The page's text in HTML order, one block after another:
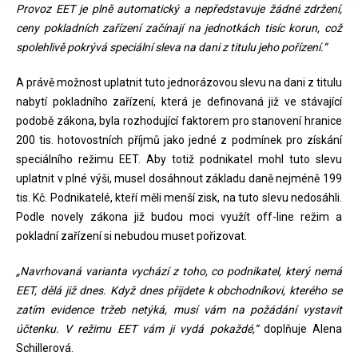
Provoz EET je plně automatický a nepředstavuje žádné zdržení,
ceny pokladních zařízení začínají na jednotkách tisíc korun, což
spolehlivě pokrývá speciální sleva na dani z titulu jeho pořízení.“
A právě možnost uplatnit tuto jednorázovou slevu na dani z titulu
nabytí pokladního zařízení, která je definovaná již ve stávající
podobě zákona, byla rozhodující faktorem pro stanovení hranice
200 tis. hotovostních příjmů jako jedné z podmínek pro získání
speciálního režimu EET. Aby totiž podnikatel mohl tuto slevu
uplatnit v plné výši, musel dosáhnout základu daně nejméně 199
tis. Kč. Podnikatelé, kteří měli menší zisk, na tuto slevu nedosáhli.
Podle novely zákona již budou moci využít off-line režim a
pokladní zařízení si nebudou muset pořizovat.
„Navrhovaná varianta vychází z toho, co podnikatel, který nemá
EET, dělá již dnes. Když dnes přijdete k obchodníkovi, kterého se
zatím evidence tržeb netýká, musí vám na požádání vystavit
účtenku. V režimu EET vám ji vydá pokaždé,“doplňuje Alena
Schillerová.